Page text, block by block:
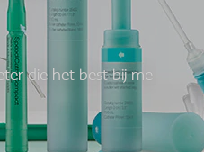
die het best bij me